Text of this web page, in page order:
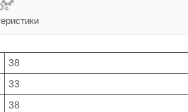
38
33
38